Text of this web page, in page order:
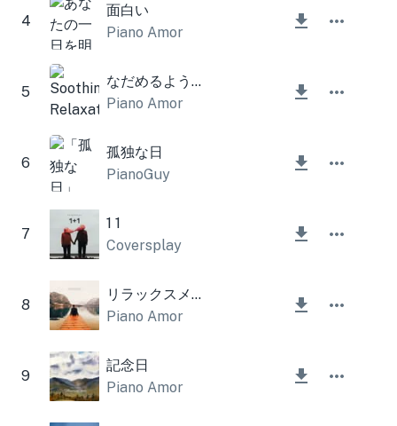
4
面白い
Piano Amor
5
なだめるようなリラクゼーション
Piano Amor
6
孤独な日
PianoGuy
7
1 1
Coversplay
8
リラックスメロディー
Piano Amor
9
記念日
Piano Amor